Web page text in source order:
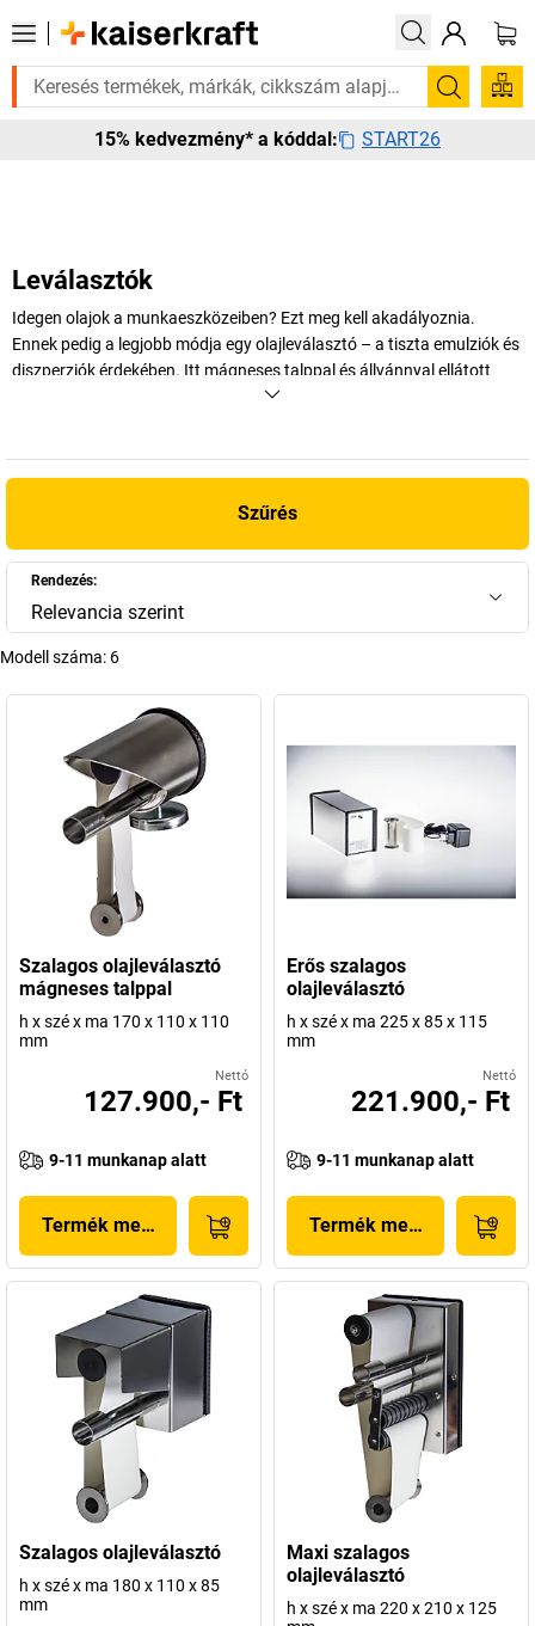
szüksége van rá? Válogatott bestseller termékeinket 3–4
Keresés
15% kedvezmény* a kóddal: START26
Leválasztók
Idegen olajok a munkaeszközeiben? Ezt meg kell akadályoznia.
Ennek pedig a legjobb módja egy olajleválasztó – a tiszta emulziók és
diszperziók érdekében. Itt mágneses talppal és állvánnyal ellátott
olajleválasztókat is talál. Csökkentse hulladékkezelési költségeit, és
termék.
Szűrés
Rendezés:
Relevancia szerint
Modell száma: 6
Szalagos olajleválasztó
mágneses talppal
h x szé x ma 170 x 110 x 110
mm
Nettó
127.900,- Ft
9-11 munkanap alatt
Termék megjelenítése
Erős szalagos
olajleválasztó
h x szé x ma 225 x 85 x 115
mm
Nettó
221.900,- Ft
9-11 munkanap alatt
Termék megjelenítése
Szalagos olajleválasztó
h x szé x ma 180 x 110 x 85
mm
Maxi szalagos
olajleválasztó
h x szé x ma 220 x 210 x 125